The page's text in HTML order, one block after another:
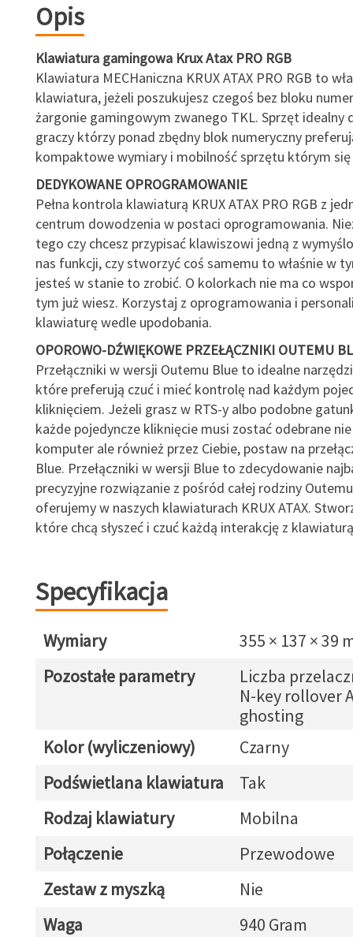
Opis
Klawiatura gamingowa Krux Atax PRO RGB
Klawiatura MECHaniczna KRUX ATAX PRO RGB to
klawiatura, jeżeli poszukujesz czegoś bez bloku
żargonie gamingowym zwanego TKL. Sprzęt idealny
graczy którzy ponad zbędny blok numeryczny
kompaktowe wymiary i mobilność sprzętu którym się
DEDYKOWANE OPROGRAMOWANIE
Pełna kontrola klawiaturą KRUX ATAX PRO RGB z
centrum dowodzenia w postaci oprogramowania.
tego czy chcesz przypisać klawiszowi jedną z
nas funkcji, czy stworzyć coś samemu to właśnie w
jesteś w stanie to zrobić. O kolorkach nie ma co
tym już wiesz. Korzystaj z oprogramowania i
klawiaturę wedle upodobania.
OPOROWO-DŹWIĘKOWE PRZEŁĄCZNIKI OUTEMU
Przełączniki w wersji Outemu Blue to idealne
które preferują czuć i mieć kontrolę nad każdym
kliknięciem. Jeżeli grasz w RTS-y albo podobne
każde pojedyncze kliknięcie musi zostać odebrane
komputer ale również przez Ciebie, postaw na
Blue. Przełączniki w wersji Blue to zdecydowanie
precyzyjne rozwiązanie z pośród całej rodziny
oferujemy w naszych klawiaturach KRUX ATAX.
które chcą słyszeć i czuć każdą interakcję z
Specyfikacja
Wymiary
355 × 137 × 39
Pozostałe parametry
Liczba
N-key rollover
ghosting
Kolor (wyliczeniowy)
Czarny
Podświetlana klawiatura
Tak
Rodzaj klawiatury
Mobilna
Połączenie
Przewodowe
Zestaw z myszką
Nie
Waga
940 Gram